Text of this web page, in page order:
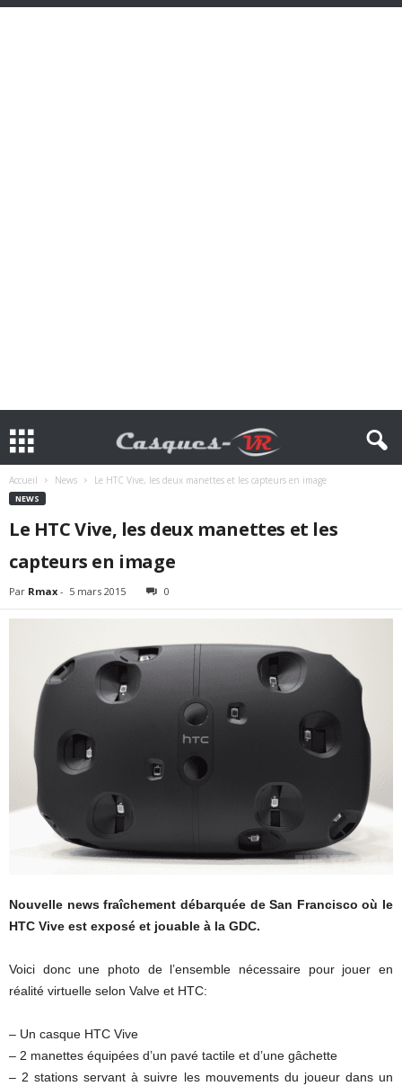
Accueil News Le HTC Vive, les deux manettes et les capteurs en image
NEWS
Le HTC Vive, les deux manettes et les
capteurs en image
Par Rmax - 5 mars 2015 0
Nouvelle news fraîchement débarquée de San Francisco où le
HTC Vive est exposé et jouable à la GDC.
Voici donc une photo de l’ensemble nécessaire pour jouer en
réalité virtuelle selon Valve et HTC:
– Un casque HTC Vive
– 2 manettes équipées d’un pavé tactile et d’une gâchette
– 2 stations servant à suivre les mouvements du joueur dans un